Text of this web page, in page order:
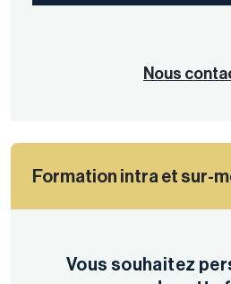
Nous
Formation intra et sur-
Vous souhaitez